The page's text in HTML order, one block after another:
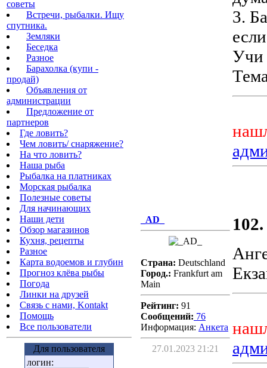
советы
Встречи, рыбалки. Ищу
спутника.
Земляки
Беседка
Разное
Барахолка (купи -
продай)
Объявления от
администрации
Предложение от
партнеров
Где ловить?
Чем ловить/ снаряжение?
На что ловить?
Наша рыба
Рыбалка на платниках
Морская рыбалка
Полезные советы
Для начинающих
Наши дети
Обзор магазинов
Кухня, рецепты
Разное
Карта водоемов и глубин
Прогноз клёва рыбы
Погода
Линки на друзей
Связь с нами, Kontakt
Помощь
Все пользователи
Для пользователя
логин:
3.
Учи
_AD_
Страна: Deutschland
Город.: Frankfurt am
Main
Рейтинг: 91
Сообщений: 76
Информация: Aнкета
27.01.2023 21:21
102.